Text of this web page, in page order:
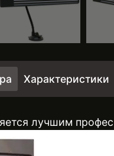
Характеристики
лучшим